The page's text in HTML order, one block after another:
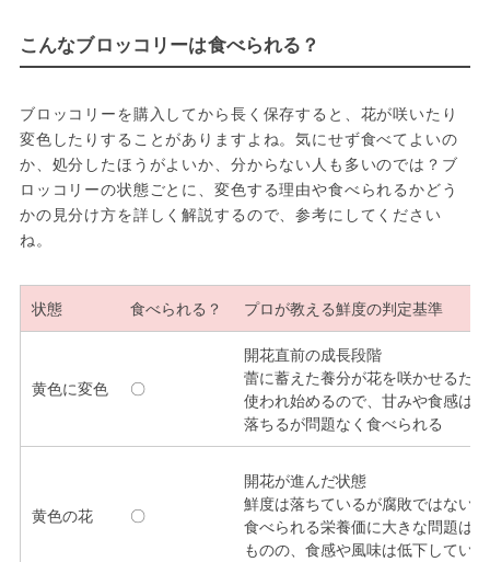
こんなブロッコリーは食べられる？
ブロッコリーを購入してから長く保存すると、花が咲いたり
変色したりすることがありますよね。気にせず食べてよいの
か、処分したほうがよいか、分からない人も多いのでは？ブ
ロッコリーの状態ごとに、変色する理由や食べられるかどう
かの見分け方を詳しく解説するので、参考にしてください
ね。
状態 食べられる？ プロが教える鮮度の判定基準
黄色に変色 〇
開花直前の成長段階
蕾に蓄えた養分が花を咲かせるた
使われ始めるので、甘みや食感は
落ちるが問題なく食べられる
黄色の花 〇
開花が進んだ状態
鮮度は落ちているが腐敗ではない
食べられる栄養価に大きな問題は
ものの、食感や風味は低下している